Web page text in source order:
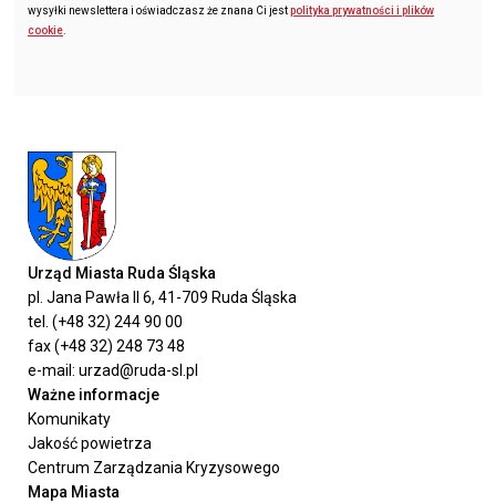
wysyłki newslettera i oświadczasz że znana Ci jestpolityka prywatności i plików
cookie
Urząd Miasta Ruda Śląska
pl. Jana Pawła II 6, 41-709 Ruda Śląska
tel. (+48 32) 244 90 00
fax (+48 32) 248 73 48
e-mail: urzad@ruda-sl.pl
Ważne informacje
Komunikaty
Jakość powietrza
Centrum Zarządzania Kryzysowego
Mapa Miasta